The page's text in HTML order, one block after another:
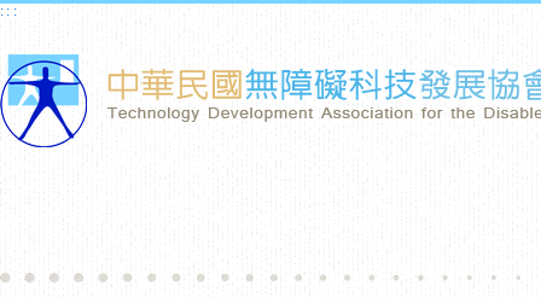
跳到主要內容區塊
:::